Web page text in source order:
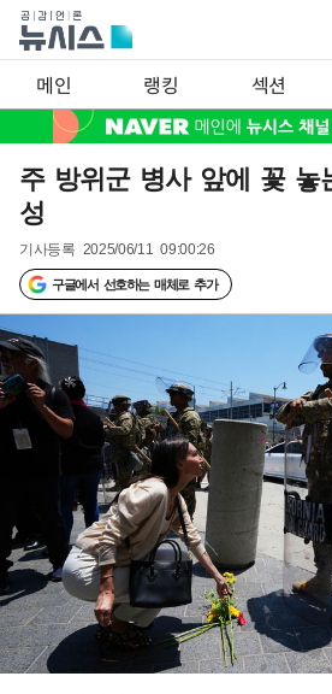
메인 랭킹 섹션
주 방위군 병사 앞에 꽃 놓
성
기사등록 2025/06/11 09:00:26
구글에서 선호하는 매체로 추가